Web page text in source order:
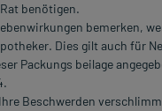
benötigen.
bemerken,
Dies gilt auch für
Packungs beilage
Beschwerden